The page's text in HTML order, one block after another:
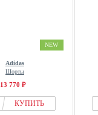
NEW
Adidas
Шорты
13 770 ₽
КУПИТЬ